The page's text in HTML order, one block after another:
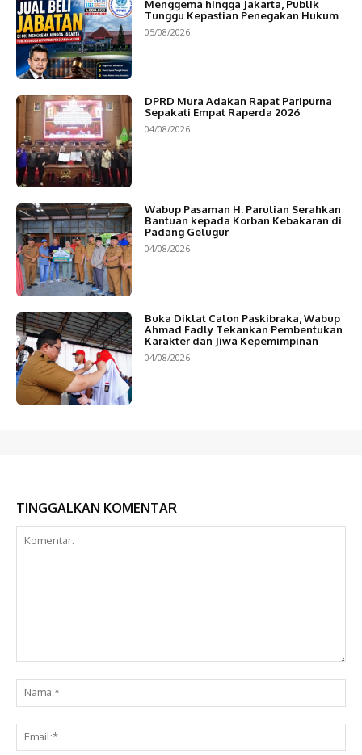
Menggema hingga Jakarta, Publik
Tunggu Kepastian Penegakan Hukum
05/08/2026
DPRD Mura Adakan Rapat Paripurna
Sepakati Empat Raperda 2026
04/08/2026
Wabup Pasaman H. Parulian Serahkan
Bantuan kepada Korban Kebakaran di
Padang Gelugur
04/08/2026
Buka Diklat Calon Paskibraka, Wabup
Ahmad Fadly Tekankan Pembentukan
Karakter dan Jiwa Kepemimpinan
04/08/2026
TINGGALKAN KOMENTAR